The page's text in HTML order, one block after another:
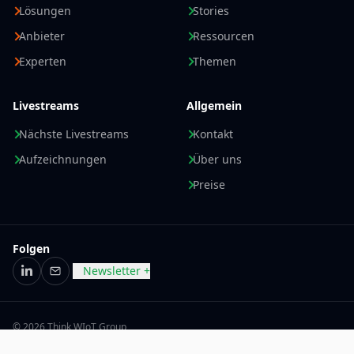
Lösungen
Anbieter
Experten
Stories
Ressourcen
Themen
Livestreams
Nächste Livestreams
Aufzeichnungen
Allgemein
Kontakt
Über uns
Preise
Folgen
LinkedIn
E-MailNewsletter +
© 2026 Think WIoT Group